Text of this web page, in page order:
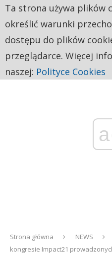
Strona główna NEWS
kongresie Impact21
Ta strona używa plików
określić warunki
dostępu do plików
przeglądarce. Więcej
naszej: Polityce Cookies